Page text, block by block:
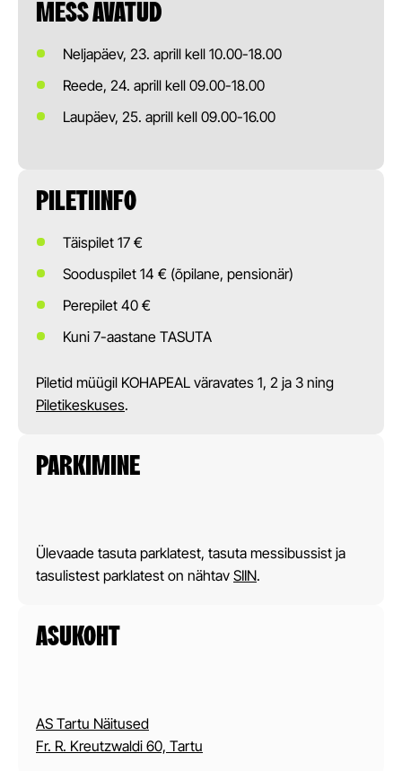
MESS AVATUD
Neljapäev, 23. aprill kell 10.00-18.00
Reede, 24. aprill kell 09.00-18.00
Laupäev, 25. aprill kell 09.00-16.00
PILETIINFO
Täispilet 17 €
Sooduspilet 14 € (õpilane, pensionär)
Perepilet 40 €
Kuni 7-aastane TASUTA
Piletid müügil KOHAPEAL väravates 1, 2 ja 3 ning
Piletikeskuses.
PARKIMINE
Ülevaade tasuta parklatest, tasuta messibussist ja
tasulistest parklatest on nähtav SIIN.
ASUKOHT
AS Tartu Näitused
Fr. R. Kreutzwaldi 60, Tartu